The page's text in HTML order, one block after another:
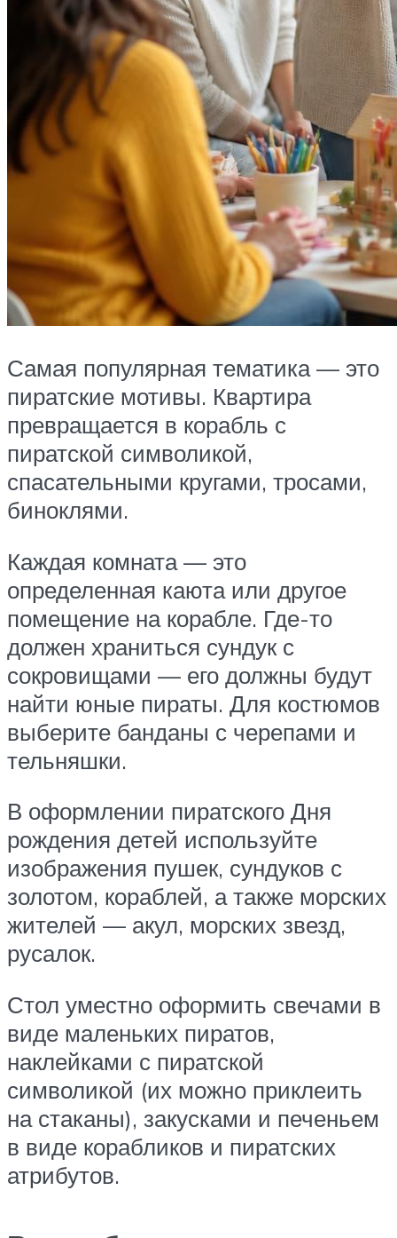
Самая популярная тематика — это
пиратские мотивы. Квартира
превращается в корабль с
пиратской символикой,
спасательными кругами, тросами,
биноклями.
Каждая комната — это
определенная каюта или другое
помещение на корабле. Где-то
должен храниться сундук с
сокровищами — его должны будут
найти юные пираты. Для костюмов
выберите банданы с черепами и
тельняшки.
В оформлении пиратского Дня
рождения детей используйте
изображения пушек, сундуков с
золотом, кораблей, а также морских
жителей — акул, морских звезд,
русалок.
Стол уместно оформить свечами в
виде маленьких пиратов,
наклейками с пиратской
символикой (их можно приклеить
на стаканы), закусками и печеньем
в виде корабликов и пиратских
атрибутов.